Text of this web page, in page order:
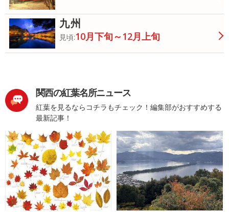
九州
見頃:10月下旬～12月上旬
関西の紅葉名所ニュース
紅葉を見るならコチラもチェック！編集部がおすすめする
最新記事！